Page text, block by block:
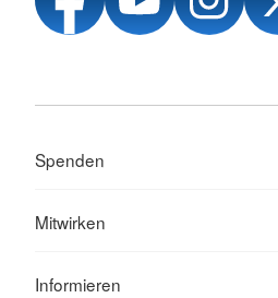
Spenden
Mitwirken
Informieren